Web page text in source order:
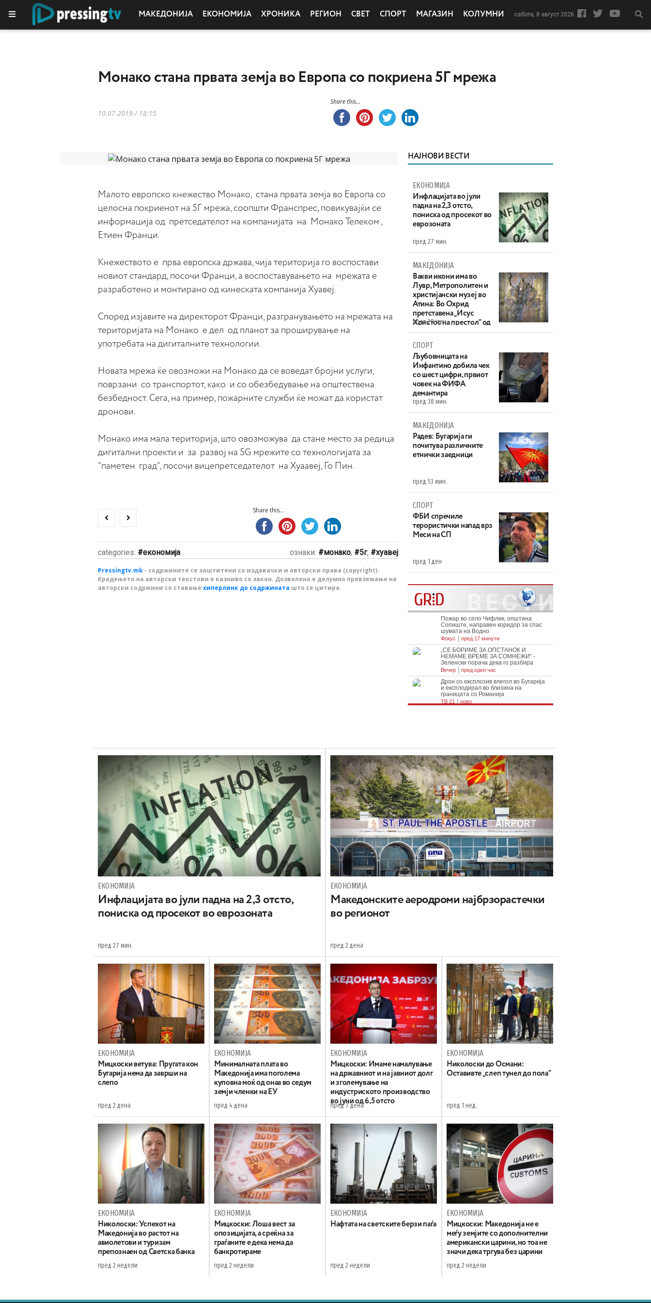
МАКЕДОНИЈА ЕКОНОМИЈА ХРОНИКА РЕГИОН СВЕТ СПОРТ МАГАЗИН КОЛУМНИ сабота, 8 август 2026
Монако стана првата земја во Европа со покриена 5Г мрежа
10.07.2019 / 18:15
Share this...
Малото европско кнежество Монако, стана првата земја во Европа со
целосна покриенот на 5Г мрежа, соопшти Франспрес, повикувајќи се
информација од претседателот на компанијата на Монако Телеком ,
Етиен Франци.
Кнежеството е прва европска држава, чија територија го воспостави
новиот стандард, посочи Франци, а воспоставувањето на мрежата е
разработено и монтирано од кинеската компанија Хуавеј.
Според изјавите на директорот Франци, разгранувањето на мрежата на
територијата на Монако е дел од планот за проширување на
употребата на дигиталните технологии.
Новата мрежа ќе овозможи на Монако да се воведат бројни услуги,
поврзани со транспортот, како и со обезбедување на општествена
безбедност. Сега, на пример, пожарните служби ќе можат да користат
дронови.
Монако има мала територија, што овозможува да стане место за редица
дигитални проекти и за развој на 5G мрежите со технологијата за
“паметен град”, посочи вицепретседателот на Хуаавеј, Го Пин.
Share this...
categories: економија ознаки: монако, 5г, хуавеј
Pressingtv.mk - содржините се заштитени со издавачки и авторски права (copyright).
Крадењето на авторски текстови е казниво со закон. Дозволено е делумно превземање на
авторски содржини со ставање хиперлинк до содржината што се цитира.
НАЈНОВИ ВЕСТИ
ЕКОНОМИЈА
Инфлацијата во јули
падна на 2,3 отсто,
пониска од просекот во
еврозоната
пред 27 мин.
МАКЕДОНИЈА
Вакви икони има во
Лувр, Метрополитен и
христијански музеј во
Атина: Во Охрид
претставена „Исус
Христос на престол“ од
XIV век
пред 29 мин.
СПОРТ
Љубовницата на
Инфантино добила чек
со шест цифри, првиот
човек на ФИФА
демантира
пред 38 мин.
МАКЕДОНИЈА
Радев: Бугарија ги
почитува различните
етнички заедници
пред 53 мин.
СПОРТ
ФБИ спречиле
терористички напад врз
Меси на СП
пред 1 ден
ЕКОНОМИЈА
Инфлацијата во јули падна на 2,3 отсто,
пониска од просекот во еврозоната
пред 27 мин.
ЕКОНОМИЈА
Maкедонските аеродроми најбрзорастечки
во регионот
пред 2 дена
ЕКОНОМИЈА
Mицкоски ветува: Пругата кон
Бугарија нема да заврши на
слепо
пред 2 дена
ЕКОНОМИЈА
Минималната плата во
Македонија има поголема
куповна моќ од онаа во седум
земји членки на ЕУ
пред 4 дена
ЕКОНОМИЈА
Mицкоски: Имаме намалување
на државниот и на јавниот долг
и зголемување на
индустриското производство
во јуни од 6,5 отсто
пред 7 дена
ЕКОНОМИЈА
Николоски до Османи:
Oставивте „слеп тунел до пола“
пред 1 нед.
ЕКОНОМИЈА
Николоски: Успехот на
Македонија во растот на
авиолетови и туризам
препознаен од Светска банка
пред 2 недели
ЕКОНОМИЈА
Мицкоски: Лоша вест за
опозицијата, а среќна за
граѓаните е дека нема да
банкротираме
пред 2 недели
ЕКОНОМИЈА
Нафтата на светските берзи паѓа
пред 2 недели
ЕКОНОМИЈА
Мицкоски: Македонија не е
меѓу земјите со дополнителни
американски царини, но тоа не
значи дека тргува без царини
пред 2 недели